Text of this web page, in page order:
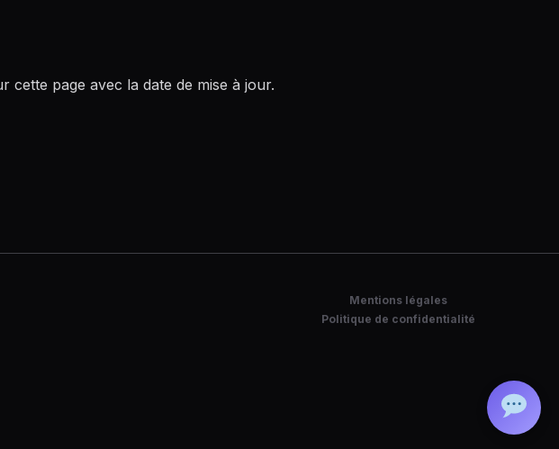
cette page avec la date de mise à jour.
Mentions légales
Politique de confidentialité